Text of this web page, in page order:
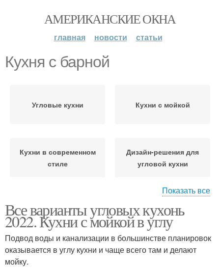
АМЕРИКАНСКИЕ ОКНА
главная новости статьи
Кухня с барной
Угловые кухни Кухни с мойкой
Кухни в современном
стиле
Дизайн-решения для
угловой кухни
Угловая кухня
зоной
Кухня с полуостровом
Показать все
Все варианты угловых кухонь
2022. Кухни с мойкой в углу
Подвод воды и канализации в большинстве планировок
оказывается в углу кухни и чаще всего там и делают
мойку.